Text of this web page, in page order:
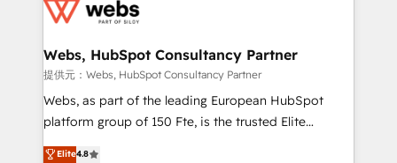
the first time 🔧 Designing and optimising your
and build using HubSpot 🔌 Integrating HubSpot
with other systems 🎓 Training your teams to be
HubSpot pros 📊 Lead generation services using
HubSpot Why us? - SIX HubSpot Accreditations -
CRM, Solutions Architecture, Onboarding , Data
Webs, HubSpot Consultancy Partner
提供元：Webs, HubSpot Consultancy Partner
Webs, as part of the leading European HubSpot
platform group of 150 Fte, is the trusted Elite
HubSpot CRM Partner offering you a roadmap on
Elite4.8